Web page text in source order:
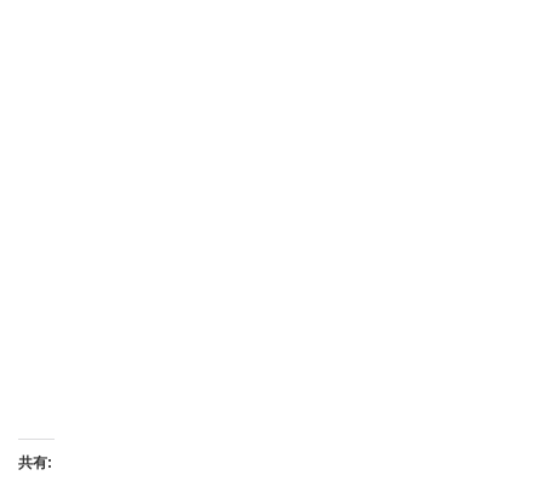
共有: